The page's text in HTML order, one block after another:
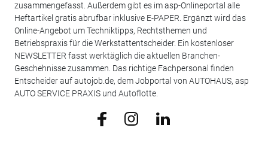
zusammengefasst. Außerdem gibt es im asp-Onlineportal alle
Heftartikel gratis abrufbar inklusive E-PAPER. Ergänzt wird das
Online-Angebot um Techniktipps, Rechtsthemen und
Betriebspraxis für die Werkstattentscheider. Ein kostenloser
NEWSLETTER fasst werktäglich die aktuellen Branchen-
Geschehnisse zusammen. Das richtige Fachpersonal finden
Entscheider auf autojob.de, dem Jobportal von AUTOHAUS, asp
AUTO SERVICE PRAXIS und Autoflotte.